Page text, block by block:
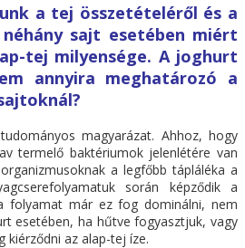
a tej összetételéről és a
sajt esetében miért
tej milyensége. A joghurt
annyira meghatározó a
magyarázat. Ahhoz, hogy
termelő baktériumok jelenlétére van
a legfőbb tápláléka a
során képződik a
folyamat már ez fog dominálni, nem
esetében, ha hűtve fogyasztjuk, vagy
kiérződni az alap-tej íze.